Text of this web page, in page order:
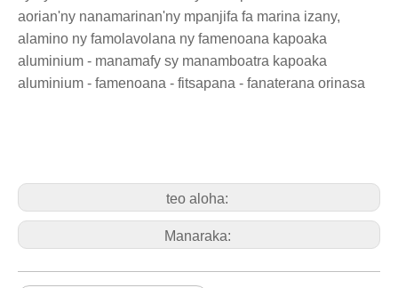
aorian'ny nanamarinan'ny mpanjifa fa marina izany,
alamino ny famolavolana ny famenoana kapoaka
aluminium - manamafy sy manamboatra kapoaka
aluminium - famenoana - fitsapana - fanaterana orinasa
teo aloha:
Manaraka: